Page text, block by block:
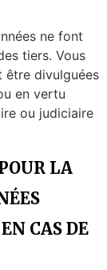
ne font
tiers. Vous
être divulguées
en vertu
ou judiciaire
LA
CAS DE